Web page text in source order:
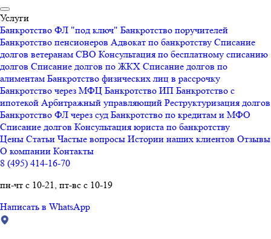
Услуги
Банкротство ФЛ "под ключ" Банкротство поручителей
Банкротство пенсионеров Адвокат по банкротству Списание
долгов ветеранам СВО Консультация по бесплатному списанию
долгов Списание долгов по ЖКХ Списание долгов по
алиментам Банкротство физических лиц в рассрочку
Банкротство через МФЦ Банкротство ИП Банкротство с
ипотекой Арбитражный управляющий Реструктуризация долгов
Банкротство ФЛ через суд Банкротство по кредитам и МФО
Списание долгов Консультация юриста по банкротству
Цены Статьи Частые вопросы Истории наших клиентов Отзывы
О компании Контакты
8 (495) 414-16-70
пн-чт с 10-21, пт-вс с 10-19
Написать в WhatsApp